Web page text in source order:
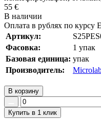
55 €
В наличии
Оплата в рублях по
Артикул:
Фасовка:
1 упак
Базовая единица: упак
Производитель:
В корзину
Купить в 1 клик